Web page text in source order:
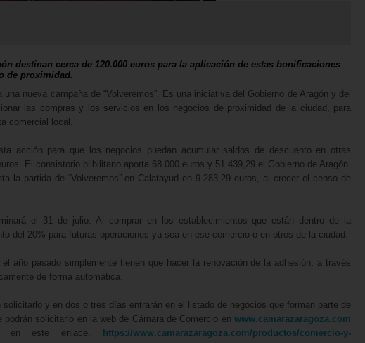
destinan cerca de 120.000 euros para la aplicación de estas bonificaciones
de proximidad.
nueva campaña de “Volveremos”. Es una iniciativa del Gobierno de Aragón y del
las compras y los servicios en los negocios de proximidad de la ciudad, para
comercial local.
acción para que los negocios puedan acumular saldos de descuento en otras
El consistorio bilbilitano aporta 68.000 euros y 51.439,29 el Gobierno de Aragón.
la partida de “Volveremos” en Calatayud en 9.283,29 euros, al crecer el censo de
el 31 de julio. Al comprar en los establecimientos que están dentro de la
del 20% para futuras operaciones ya sea en ese comercio o en otros de la ciudad.
año pasado simplemente tienen que hacer la renovación de la adhesión, a través
de forma automática.
y en dos o tres días entrarán en el listado de negocios que forman parte de
solicitarlo en la web de Cámara de Comercio en www.camarazaragoza.com
en este enlace. https://www.camarazaragoza.com/productos/comercio-y-